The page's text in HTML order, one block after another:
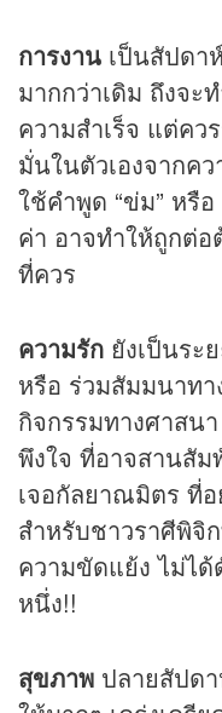
การงาน เป็นสัปดา
มากกว่าเดิม ถึงจะ
ความสำเร็จ แต่คว
มั่นในตัวเองจากค
ใช้คำพูด “ข่ม” หรื
ค่า อาจทำให้ถูกต่อ
ที่ควร
ความรัก ยังเป็นระ
หรือ ร่วมสัมมนาท
กิจกรรมทางศาสน
พึงใจ ที่อาจสานสั
เจอกัลยาณมิตร ที่
สำหรับชาวราศีพิจิ
ความขัดแย้ง ไม่ได้
หนึ่ง!!
สุขภาพ ปลายสัปด